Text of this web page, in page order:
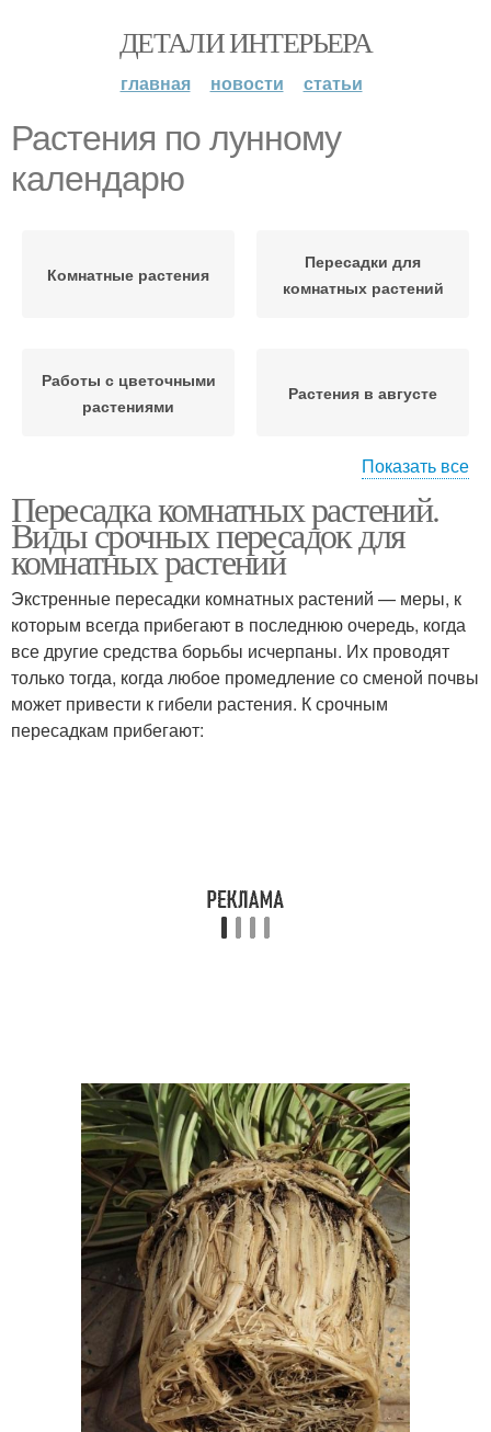
ДЕТАЛИ ИНТЕРЬЕРА
главная новости статьи
Растения по лунному
календарю
Комнатные растения
Пересадки для
комнатных растений
Работы с цветочными
растениями
Растения в августе
Лунный календарь Растения в ноябре
Показать все
Пересадка комнатных растений.
Виды срочных пересадок для
комнатных растений
Экстренные пересадки комнатных растений — меры, к
которым всегда прибегают в последнюю очередь, когда
все другие средства борьбы исчерпаны. Их проводят
только тогда, когда любое промедление со сменой почвы
может привести к гибели растения. К срочным
пересадкам прибегают: